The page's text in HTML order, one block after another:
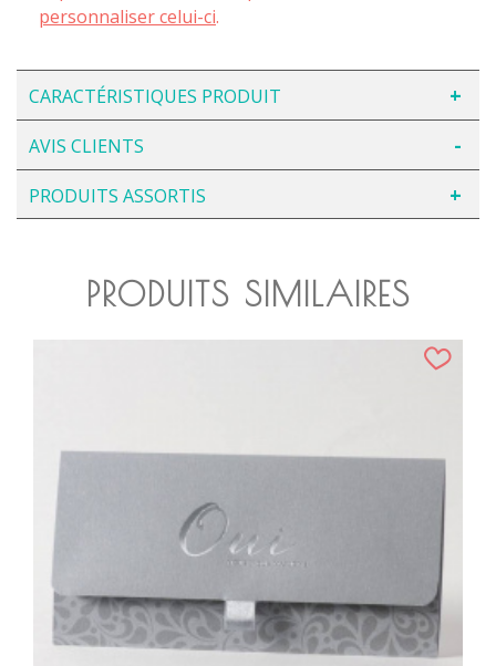
personnaliser celui-ci.
CARACTÉRISTIQUES PRODUIT
AVIS CLIENTS
PRODUITS ASSORTIS
PRODUITS SIMILAIRES